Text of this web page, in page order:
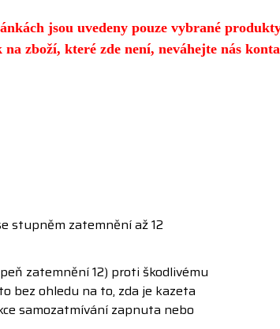
jsou uvedeny pouze vybrané
na zboží, které zde není, neváhejte nás
stupněm zatemnění až 12
zatemnění 12) proti škodlivému
bez ohledu na to, zda je kazeta
samozatmívání zapnuta nebo